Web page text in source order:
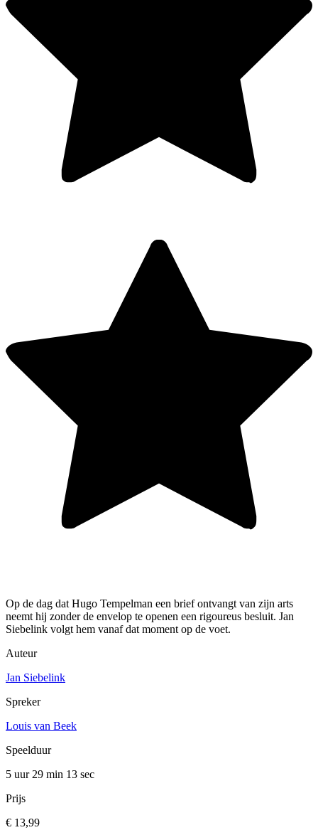
Op de dag dat Hugo Tempelman een brief ontvangt van zijn arts
neemt hij zonder de envelop te openen een rigoureus besluit. Jan
Siebelink volgt hem vanaf dat moment op de voet.
Auteur
Jan Siebelink
Spreker
Louis van Beek
Speelduur
5 uur 29 min 13 sec
Prijs
€ 13,99